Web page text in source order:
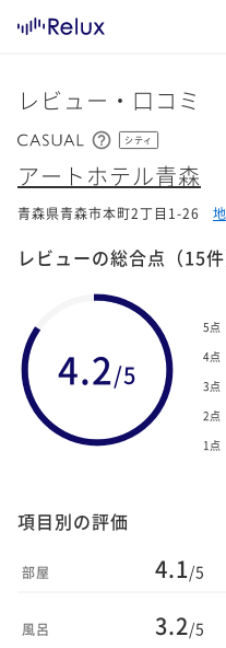
レビュー・口コミ
シティ
アートホテル青森
青森県青森市本町2丁目1-26
レビューの総合点 （15件
4.2/5
5点
4点
3点
2点
1点
項目別の評価
部屋 4.1/5
風呂 3.2/5